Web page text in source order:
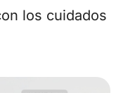
los cuidados